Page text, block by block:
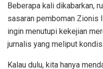
Beberapa kali dikabarkan,
sasaran pemboman Zionis
ingin menutupi kekejian
jurnalis yang meliput
Kalau dulu, kita hanya